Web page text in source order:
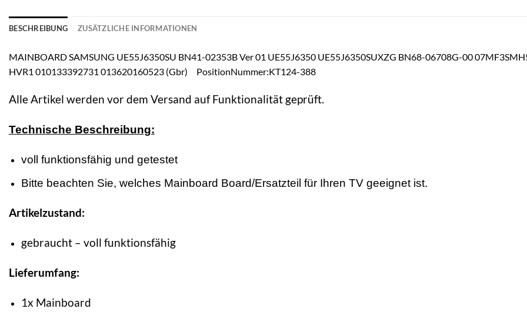
BESCHREIBUNG ZUSÄTZLICHE INFORMATIONEN
MAINBOARD SAMSUNG UE55J6350SU BN41-02353B Ver 01 UE55J6350 UE55J6350SUXZG BN68-06708G-00
HVR1 010133392731 013620160523 (Gbr) PositionNummer:KT124-388
Alle Artikel werden vor dem Versand auf Funktionalität geprüft.
Technische Beschreibung:
voll funktionsfähig und getestet
Bitte beachten Sie, welches Mainboard Board/Ersatzteil für Ihren TV geeignet ist.
Artikelzustand:
gebraucht – voll funktionsfähig
Lieferumfang:
1x Mainboard